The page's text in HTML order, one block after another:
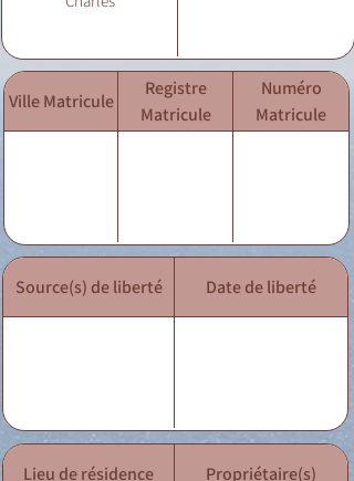
Ville Matricule
Registre
Matricule
Numéro
Matricule
Source(s) de liberté Date de liberté
Lieu de résidence Propriétaire(s)